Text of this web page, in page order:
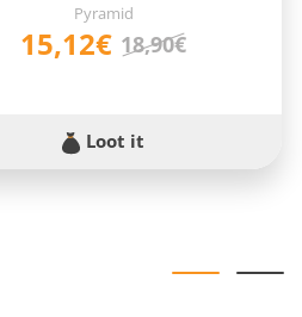
Pyramid
15,12€ 18,90€
Loot it